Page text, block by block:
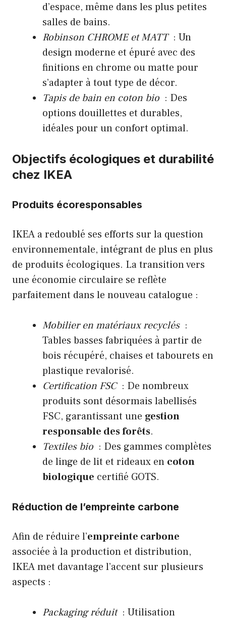
d’espace, même dans les plus petites
salles de bains.
Robinson CHROME et MATT: Un
design moderne et épuré avec des
finitions en chrome ou matte pour
s’adapter à tout type de décor.
Tapis de bain en coton bio : Des
options douillettes et durables,
idéales pour un confort optimal.
Objectifs écologiques et durabilité
chez IKEA
Produits écoresponsables
IKEA a redoublé ses efforts sur la question
environnementale, intégrant de plus en plus
de produits écologiques. La transition vers
une économie circulaire se reflète
parfaitement dans le nouveau catalogue :
Mobilier en matériaux recyclés:
Tables basses fabriquées à partir de
bois récupéré, chaises et tabourets en
plastique revalorisé.
Certification FSC: De nombreux
produits sont désormais labellisés
FSC, garantissant une gestion
responsable des forêts.
Textiles bio : Des gammes complètes
de linge de lit et rideaux en coton
biologique certifié GOTS.
Réduction de l’empreinte carbone
Afin de réduire l’empreinte carbone
associée à la production et distribution,
IKEA met davantage l’accent sur plusieurs
aspects :
Packaging réduit: Utilisation